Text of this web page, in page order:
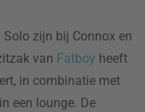
Solo zijn bij Connox en
van Fatboy heeft
in combinatie met
een lounge. De